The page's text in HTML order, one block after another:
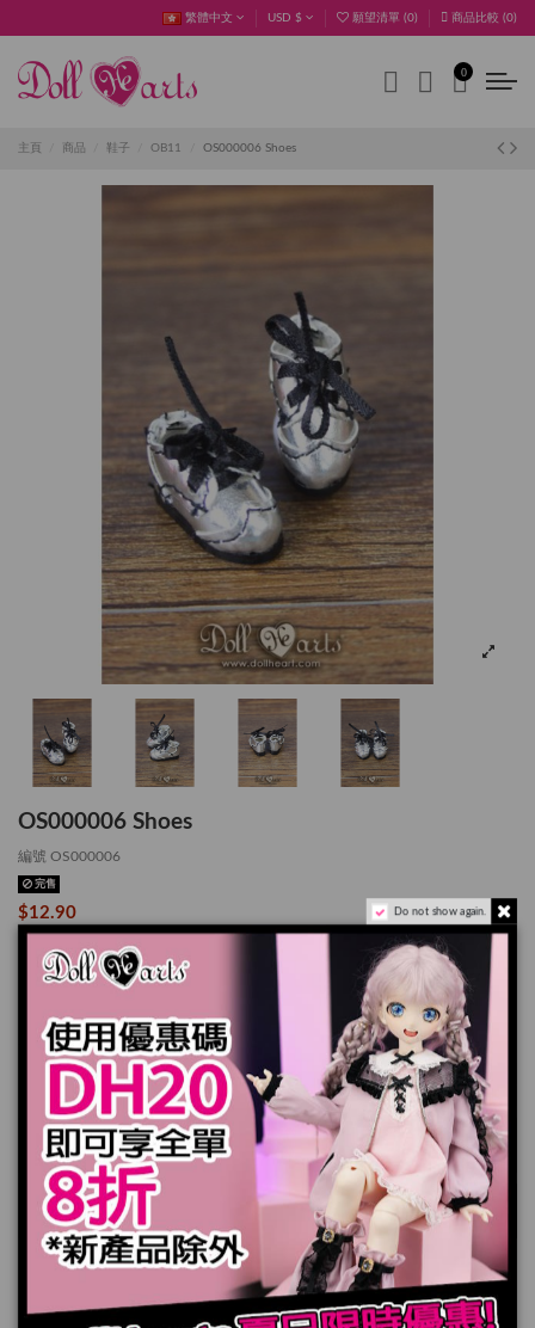
繁體中文 USD $ 願望清單 (0) 商品比較 (0)
0
主頁 商品 鞋子 OB11 OS000006 Shoes
OS000006 Shoes
編號 OS000006
完售
$12.90
SHOES
產品實際顏色可能會跟顯示器上稍有差別
加入購物車
Do not show again.